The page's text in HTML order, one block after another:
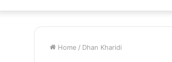
Home / Dhan Kharidi